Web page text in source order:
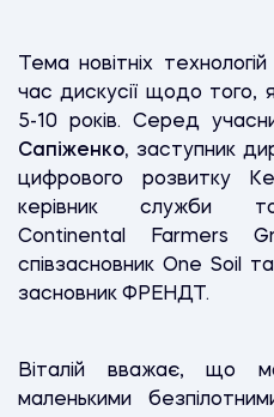
Тема новітніх
час дискусії щодо
5-10 років. Серед
Сапіженко, заступник
цифрового розвитку
керівник служби
Continental Farmers
співзасновник One Soil та
засновник ФРЕНДТ.
Віталій вважає, що
маленькими